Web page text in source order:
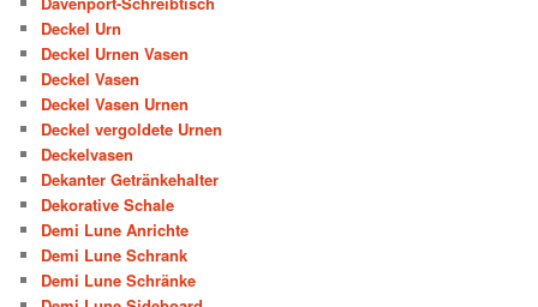
Deckel Urn
Deckel Urnen Vasen
Deckel Vasen
Deckel Vasen Urnen
Deckel vergoldete Urnen
Deckelvasen
Dekanter Getränkehalter
Dekorative Schale
Demi Lune Anrichte
Demi Lune Schrank
Demi Lune Schränke